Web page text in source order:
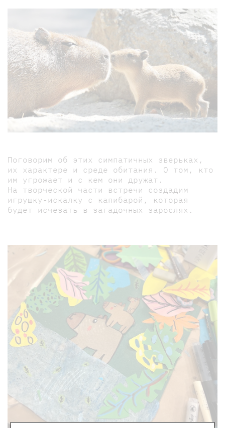
Поговорим об этих симпатичных зверьках,
их характере и среде обитания. О том, кто
им угрожает и с кем они дружат.
На творческой части встречи создадим
игрушку-искалку с капибарой, которая
будет исчезать в загадочных зарослях.